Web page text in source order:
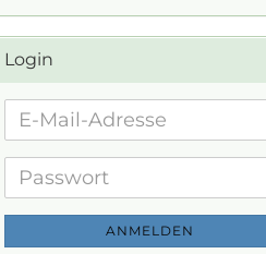
Login
E-
Adresse
Passwort
ANMELDEN